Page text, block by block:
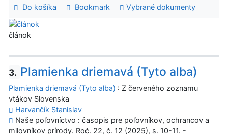
Do košíka Bookmark Vybrané dokumenty
článok
3. Plamienka driemavá (Tyto alba)
Plamienka driemavá (Tyto alba) : Z červeného zoznamu
vtákov Slovenska
Harvančík Stanislav
Naše poľovníctvo : časopis pre poľovníkov, ochrancov a
milovníkov prírody. Roč. 22, č. 12 (2025), s. 10-11. -